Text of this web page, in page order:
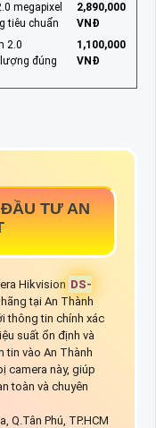
megapixel
tiêu chuẩn
2,890,000
VNĐ
2.0
đúng
1,100,000
VNĐ
TƯ AN
Hikvision DS-
tại An Thành
thông tin chính xác
suất ổn định và
tin vào An Thành
camera này, giúp
toàn và chuyên
Q.Tân Phú, TP.HCM